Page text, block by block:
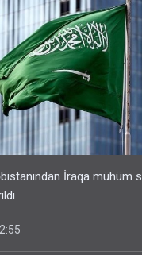
İraqa mühüm